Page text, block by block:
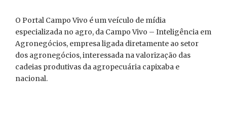
O Portal Campo Vivo é um veículo de mídia
especializada no agro, da Campo Vivo – Inteligência em
Agronegócios, empresa ligada diretamente ao setor
dos agronegócios, interessada na valorização das
cadeias produtivas da agropecuária capixaba e
nacional.